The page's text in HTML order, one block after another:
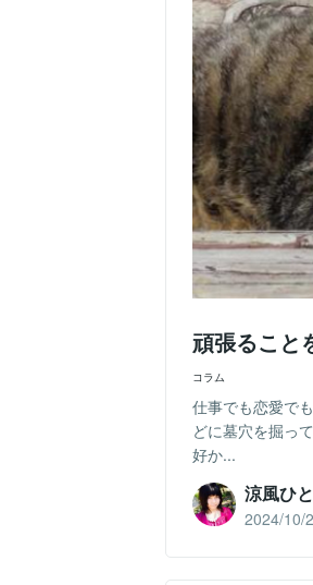
頑張ること
コラム
仕事でも恋愛で
どに墓穴を掘っ
好か...
涼風ひ
2024/10/